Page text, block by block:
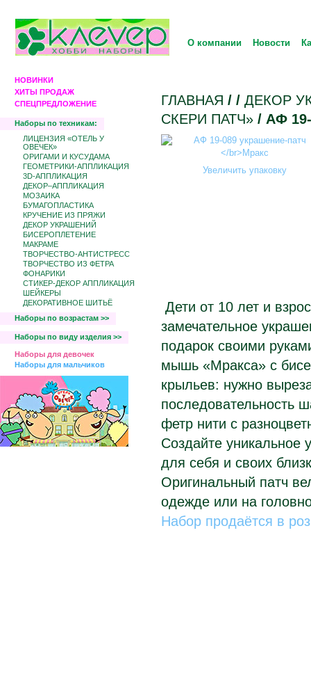
О компании Новости
НОВИНКИ
ХИТЫ ПРОДАЖ
СПЕЦПРЕДЛОЖЕНИЕ
Наборы по техникам:
ЛИЦЕНЗИЯ «ОТЕЛЬ У
ОВЕЧЕК»
ОРИГАМИ И КУСУДАМА
ГЕОМЕТРИКИ-АППЛИКАЦИЯ
3D-АППЛИКАЦИЯ
ДЕКОР–АППЛИКАЦИЯ
МОЗАИКА
БУМАГОПЛАСТИКА
КРУЧЕНИЕ ИЗ ПРЯЖИ
ДЕКОР УКРАШЕНИЙ
БИCЕРОПЛЕТЕНИЕ
МАКРАМЕ
ТВОРЧЕСТВО-АНТИСТРЕСС
ТВОРЧЕСТВО ИЗ ФЕТРА
ФОНАРИКИ
СТИКЕР-ДЕКОР АППЛИКАЦИЯ
ШЕЙКЕРЫ
ДЕКОРАТИВНОЕ ШИТЬЁ
Наборы по возрастам >>
Наборы по виду изделия >>
Наборы для девочек
Наборы для мальчиков
ГЛАВНАЯ / / ДЕКОР
СКЕРИ ПАТЧ» / АФ
Увеличить упаковку
Дети от 10 лет и
замечательное
подарок своими
мышь «Мракса» с
крыльев: нужно
последовательность
фетр нити с
Создайте уникальное
для себя и своих
Оригинальный патч
одежде или на
Набор продаётся в